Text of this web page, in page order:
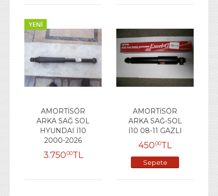
AMORTİSÖR
ARKA SAĞ SOL
HYUNDAI İ10
2000-2026
3.75000TL
YENI
AMORTİSÖR
ARKA SAĞ-SOL
İ10 08-11 GAZLI
45000TL
Sepete